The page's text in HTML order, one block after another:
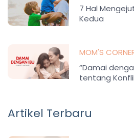
7 Hal
Kedua
MOM'S
“Damai
tentang
Artikel Terbaru